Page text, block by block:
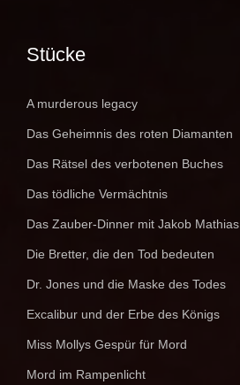
Stücke
A murderous legacy
Das Geheimnis des roten Diamanten
Das Rätsel des verbotenen Buches
Das tödliche Vermächtnis
Das Zauber-Dinner mit Jakob Mathias
Die Bretter, die den Tod bedeuten
Dr. Jones und die Maske des Todes
Excalibur und der Erbe des Königs
Miss Mollys Gespür für Mord
Mord im Rampenlicht